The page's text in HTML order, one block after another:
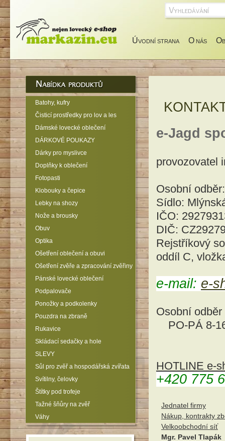
O
O NÁS
ÚVODNÍ STRANA
e-Jagd
provozovatel
Osobní
Sídlo:
IČO:
DIČ:
Rejstříkový
oddíl C,
e-mail: e-
Osobní
PO-PÁ 8-
HOTLINE e-
+420 775
Jednatel firmy
Nákup, kontrakty
Velkoobchodní síť
Mgr. Pavel Tlapák
Batohy, kufry
Čisticí prostředky pro lov a les
Dámské lovecké oblečení
DÁRKOVÉ POUKAZY
Dárky pro myslivce
Doplňky k oblečení
Fotopasti
Klobouky a čepice
Lebky na shozy
Nože a brousky
Obuv
Optika
Ošetření oblečení a obuvi
Ošetření zvěře a zpracování zvěřiny
Pánské lovecké oblečení
Podpalovače
Ponožky a podkolenky
Pouzdra na zbraně
Rukavice
Skládací sedačky a hole
SLEVY
Sůl pro zvěř a hospodářská zvířata
Svítilny, čelovky
Štítky pod trofeje
Tažné šňůry na zvěř
Váhy